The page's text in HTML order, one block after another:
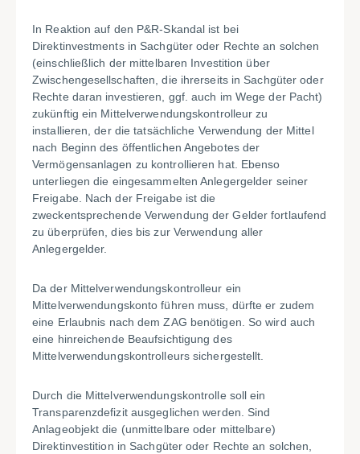
In Reaktion auf den P&R-Skandal ist bei
Direktinvestments in Sachgüter oder Rechte an solchen
(einschließlich der mittelbaren Investition über
Zwischengesellschaften, die ihrerseits in Sachgüter oder
Rechte daran investieren, ggf. auch im Wege der Pacht)
zukünftig ein Mittelverwendungskontrolleur zu
installieren, der die tatsächliche Verwendung der Mittel
nach Beginn des öffentlichen Angebotes der
Vermögensanlagen zu kontrollieren hat. Ebenso
unterliegen die eingesammelten Anlegergelder seiner
Freigabe. Nach der Freigabe ist die
zweckentsprechende Verwendung der Gelder fortlaufend
zu überprüfen, dies bis zur Verwendung aller
Anlegergelder.
Da der Mittelverwendungskontrolleur ein
Mittelverwendungskonto führen muss, dürfte er zudem
eine Erlaubnis nach dem ZAG benötigen. So wird auch
eine hinreichende Beaufsichtigung des
Mittelverwendungskontrolleurs sichergestellt.
Durch die Mittelverwendungskontrolle soll ein
Transparenzdefizit ausgeglichen werden. Sind
Anlageobjekt die (unmittelbare oder mittelbare)
Direktinvestition in Sachgüter oder Rechte an solchen,